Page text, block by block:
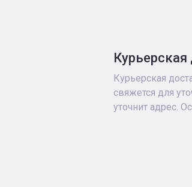
Курьерская
Курьерская
свяжется для
уточнит адрес.